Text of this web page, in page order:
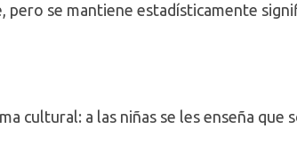
pero se mantiene estadísticamente
cultural: a las niñas se les enseña